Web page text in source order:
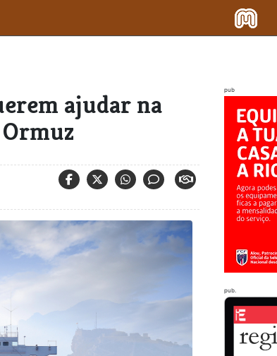
ajudar na
pub
pub.